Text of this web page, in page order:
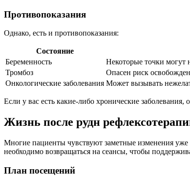
Противопоказания
Однако, есть и противопоказания:
Состояние
Беременность
Некоторые точки могут
Тромбоз
Опасен риск
Онкологические заболевания Может вызывать
Если у вас есть какие-либо хронические заболевания,
Жизнь после рудн
Многие пациенты чувствуют заметные изменения
необходимо возвращаться на сеансы, чтобы
План посещений